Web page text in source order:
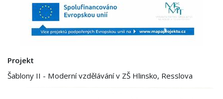
Projekt
Šablony II - Moderní vzdělávání v ZŠ Hlinsko, Resslova